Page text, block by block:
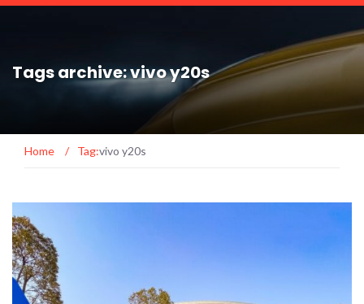
Tags archive: vivo y20s
Home / Tag:vivo y20s